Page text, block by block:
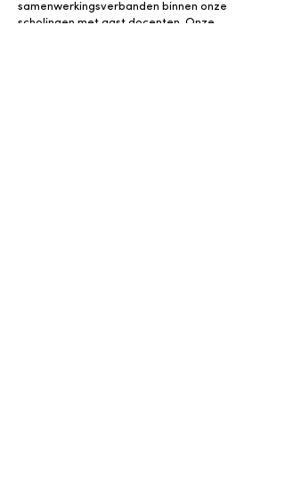
samenwerkingsverbanden binnen onze
scholingen met gast docenten. Onze